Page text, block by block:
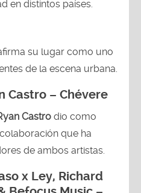
en distintos países.
su lugar como uno
de la escena urbana.
Castro – Chévere
Castro dio como
que ha
de ambos artistas.
x Ley, Richard